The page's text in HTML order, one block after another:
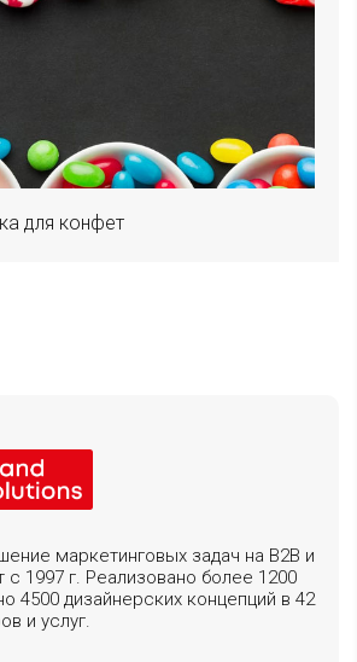
для конфет
маркетинговых задач на B2B и
с 1997 г. Реализовано более 1200
4500 дизайнерских концепций в 42
и услуг.